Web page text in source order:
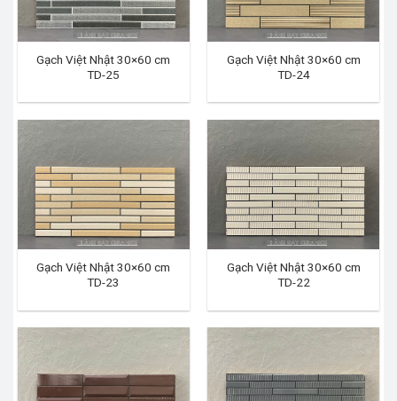
Gạch Việt Nhật 30×60 cm
TD-25
Gạch Việt Nhật 30×60 cm
TD-24
Gạch Việt Nhật 30×60 cm
TD-23
Gạch Việt Nhật 30×60 cm
TD-22